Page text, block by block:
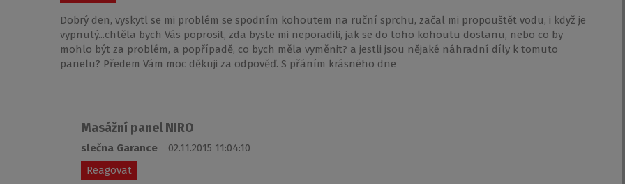
Dobrý den, vyskytl se mi problém se spodním kohoutem na ruční sprchu, začal mi propouštět vodu, i když je
vypnutý...chtěla bych Vás poprosit, zda byste mi neporadili, jak se do toho kohoutu dostanu, nebo co by
mohlo být za problém, a popřípadě, co bych měla vyměnit? a jestli jsou nějaké náhradní díly k tomuto
panelu? Předem Vám moc děkuji za odpověď. S přáním krásného dne
Masážní panel NIRO
slečna Garance
02.11.2015 11:04:10
Reagovat